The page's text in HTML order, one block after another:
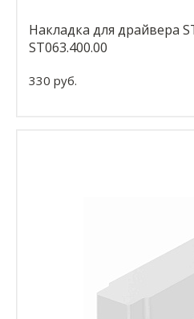
Накладка для драйвера
ST063.400.00
330 руб.